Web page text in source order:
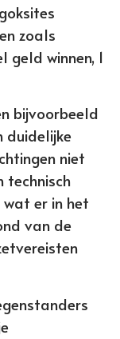
zoals
geld winnen, 1
bijvoorbeeld
duidelijke
niet
technisch
er in het
van de